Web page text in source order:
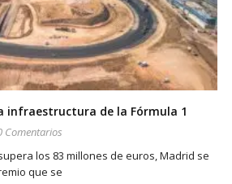
infraestructura de la Fórmula 1
Comentarios
los 83 millones de euros, Madrid se
que se